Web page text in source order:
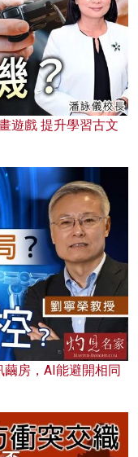
遊戲 提升學習古文
房，AI能避開相同